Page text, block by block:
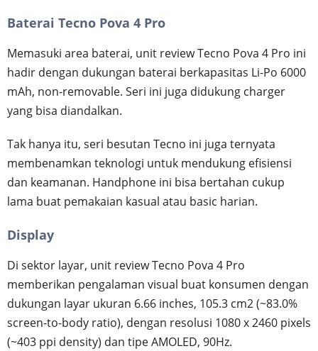
Baterai Tecno Pova 4 Pro
Memasuki area baterai, unit review Tecno Pova 4 Pro ini
hadir dengan dukungan baterai berkapasitas Li-Po 6000
mAh, non-removable. Seri ini juga didukung charger
yang bisa diandalkan.
Tak hanya itu, seri besutan Tecno ini juga ternyata
membenamkan teknologi untuk mendukung efisiensi
dan keamanan. Handphone ini bisa bertahan cukup
lama buat pemakaian kasual atau basic harian.
Display
Di sektor layar, unit review Tecno Pova 4 Pro
memberikan pengalaman visual buat konsumen dengan
dukungan layar ukuran 6.66 inches, 105.3 cm2 (~83.0%
screen-to-body ratio), dengan resolusi 1080 x 2460 pixels
(~403 ppi density) dan tipe AMOLED, 90Hz.